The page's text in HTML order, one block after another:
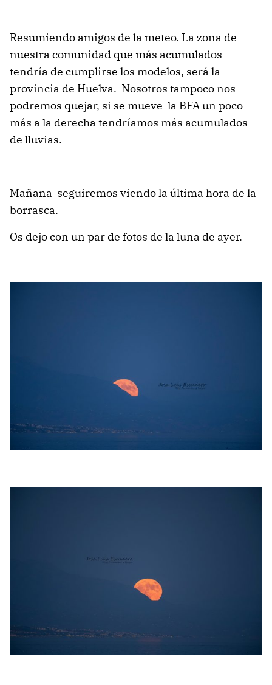
Resumiendo amigos de la meteo. La zona de
nuestra comunidad que más acumulados
tendría de cumplirse los modelos, será la
provincia de Huelva. Nosotros tampoco nos
podremos quejar, si se mueve la BFA un poco
más a la derecha tendríamos más acumulados
de lluvias.
Mañana seguiremos viendo la última hora de la
borrasca.
Os dejo con un par de fotos de la luna de ayer.